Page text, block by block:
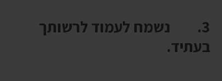
3. נשמח לעמוד לרשותך
בעתיד.